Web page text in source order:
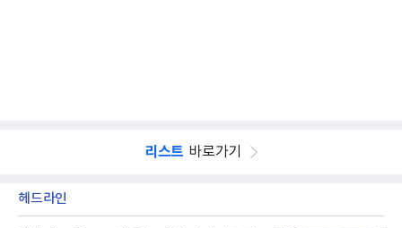
리스트 바로가기
헤드라인